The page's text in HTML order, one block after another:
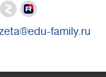
family.ru